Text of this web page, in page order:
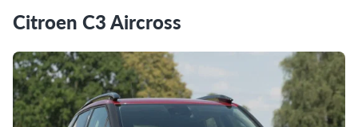
Citroen C3 Aircross